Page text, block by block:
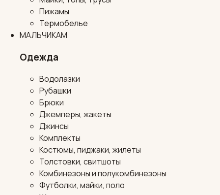
Пижамы
Термобелье
МАЛЬЧИКАМ
Одежда
Водолазки
Рубашки
Брюки
Джемперы, жакеты
Джинсы
Комплекты
Костюмы, пиджаки, жилеты
Толстовки, свитшоты
Комбинезоны и полукомбинезоны
Футболки, майки, поло